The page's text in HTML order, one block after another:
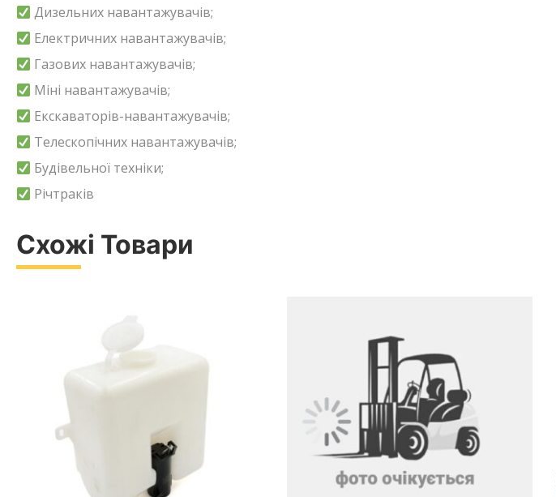
Дизельних навантажувачів;
Електричних навантажувачів;
Газових навантажувачів;
Міні навантажувачів;
Екскаваторів-навантажувачів;
Телескопічних навантажувачів;
Будівельної техніки;
Річтраків
Схожі Товари